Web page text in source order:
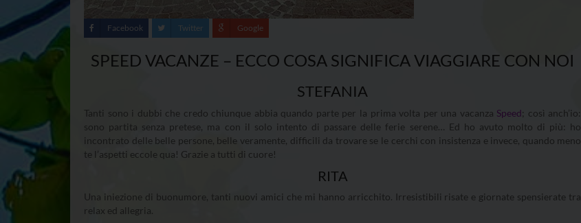
Facebook Twitter Google
SPEED VACANZE – ECCO COSA SIGNIFICA VIAGGIARE CON NOI
STEFANIA
Tanti sono i dubbi che credo chiunque abbia quando parte per la prima volta per una vacanza Speed; così anch’io:
sono partita senza pretese, ma con il solo intento di passare delle ferie serene… Ed ho avuto molto di più: ho
incontrato delle belle persone, belle veramente, difficili da trovare se le cerchi con insistenza e invece, quando meno
te l’aspetti eccole qua! Grazie a tutti di cuore!
RITA
Una iniezione di buonumore, tanti nuovi amici che mi hanno arricchito. Irresistibili risate e giornate spensierate tra
relax ed allegria.